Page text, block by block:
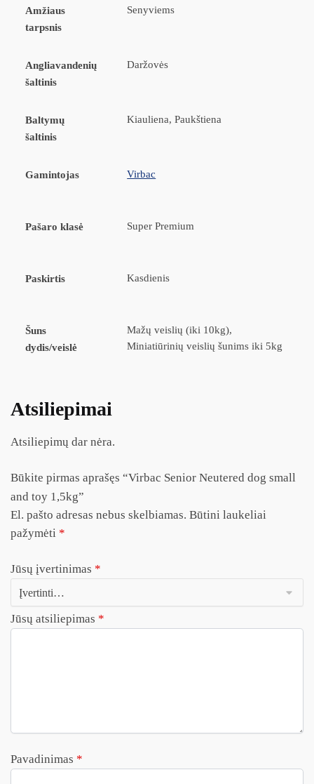
Amžiaus
tarpsnis
Senyviems
Angliavandenių
šaltinis
Daržovės
Baltymų
šaltinis
Kiauliena, Paukštiena
Gamintojas Virbac
Pašaro klasė Super Premium
Paskirtis Kasdienis
Šuns
dydis/veislė
Mažų veislių (iki 10kg),
Miniatiūrinių veislių šunims iki 5kg
Atsiliepimai
Atsiliepimų dar nėra.
Būkite pirmas aprašęs “Virbac Senior Neutered dog small
and toy 1,5kg”
El. pašto adresas nebus skelbiamas. Būtini laukeliai
pažymėti *
Jūsų įvertinimas *
Jūsų atsiliepimas *
Pavadinimas *